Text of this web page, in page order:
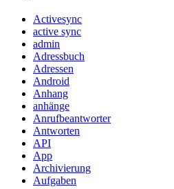
Activesync
active sync
admin
Adressbuch
Adressen
Android
Anhang
anhänge
Anrufbeantworter
Antworten
API
App
Archivierung
Aufgaben